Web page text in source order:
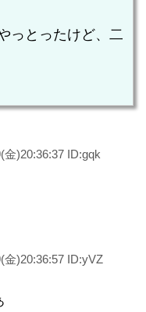
っとったけど、二
金)20:36:37 ID:gqk
金)20:36:57 ID:yVZ